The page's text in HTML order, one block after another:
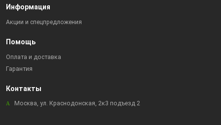
Информация
Акции и спецпредложения
Помощь
Оплата и доставка
Гарантия
Контакты
Москва, ул. Краснодонская, 2к3 подъезд 2